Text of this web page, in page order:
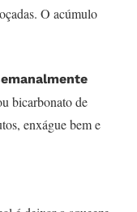
O acúmulo
bicarbonato de
enxágue bem e